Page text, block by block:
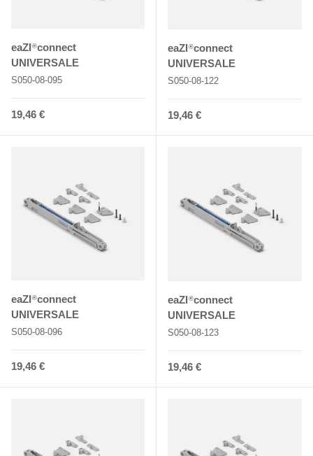
eaZI®connect
UNIVERSALE
S050-08-095
Normaler Preis
19,46 €
eaZI®connect
UNIVERSALE
S050-08-122
Normaler Preis
19,46 €
eaZI®connect
UNIVERSALE
S050-08-096
Normaler Preis
19,46 €
eaZI®connect
UNIVERSALE
S050-08-123
Normaler Preis
19,46 €